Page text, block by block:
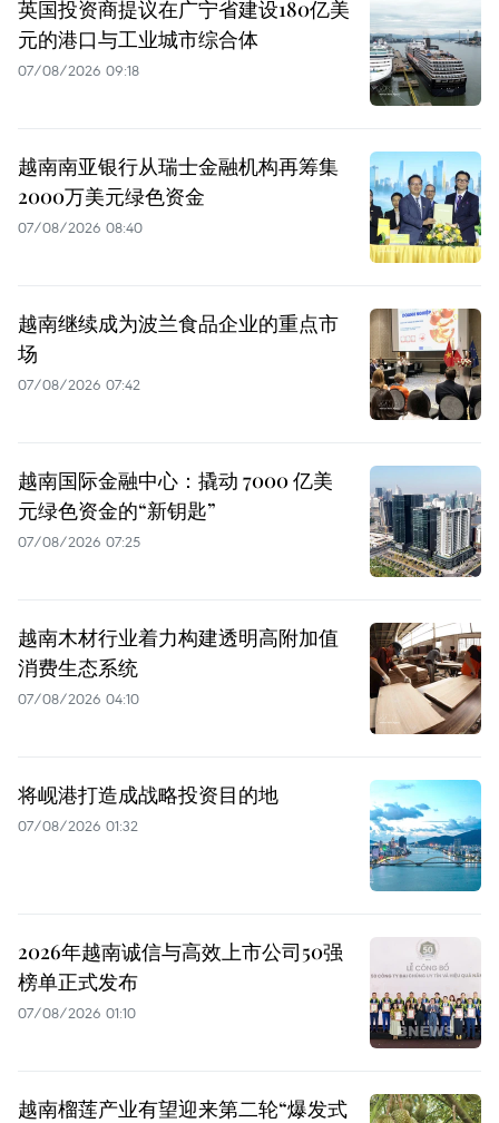
英国投资商提议在广宁省建设180亿美
元的港口与工业城市综合体
07/08/2026 09:18
越南南亚银行从瑞士金融机构再筹集
2000万美元绿色资金
07/08/2026 08:40
越南继续成为波兰食品企业的重点市
场
07/08/2026 07:42
越南国际金融中心：撬动 7000 亿美
元绿色资金的“新钥匙”
07/08/2026 07:25
越南木材行业着力构建透明高附加值
消费生态系统
07/08/2026 04:10
将岘港打造成战略投资目的地
07/08/2026 01:32
2026年越南诚信与高效上市公司50强
榜单正式发布
07/08/2026 01:10
越南榴莲产业有望迎来第二轮“爆发式